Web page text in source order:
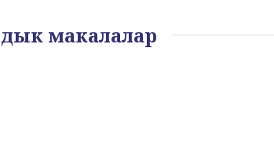
макалалар